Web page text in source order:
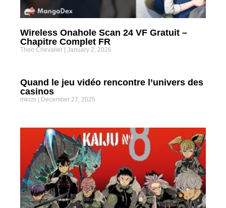
Wireless Onahole Scan 24 VF Gratuit –
Chapitre Complet FR
Theo Chevalier January 2, 2026
Quand le jeu vidéo rencontre l’univers des
casinos
mkcm December 27, 2025